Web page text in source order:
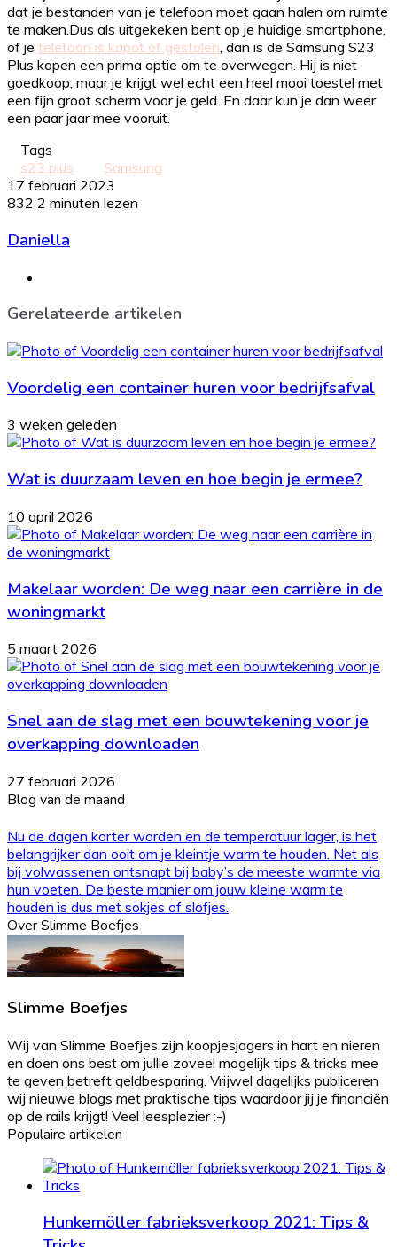
dat je bestanden van je telefoon moet gaan halen om ruimte
te maken.Dus als uitgekeken bent op je huidige smartphone,
of je telefoon is kapot of gestolen, dan is de Samsung S23
Plus kopen een prima optie om te overwegen. Hij is niet
goedkoop, maar je krijgt wel echt een heel mooi toestel met
een fijn groot scherm voor je geld. En daar kun je dan weer
een paar jaar mee vooruit.
Tags
s23 plus
Samsung
17 februari 2023
832 2 minuten lezen
Daniella
Gerelateerde artikelen
Voordelig een container huren voor bedrijfsafval
3 weken geleden
Wat is duurzaam leven en hoe begin je ermee?
10 april 2026
Makelaar worden: De weg naar een carrière in de
woningmarkt
5 maart 2026
Snel aan de slag met een bouwtekening voor je
overkapping downloaden
27 februari 2026
Blog van de maand
Nu de dagen korter worden en de temperatuur lager, is het
belangrijker dan ooit om je kleintje warm te houden. Net als
bij volwassenen ontsnapt bij baby’s de meeste warmte via
hun voeten. De beste manier om jouw kleine warm te
houden is dus met sokjes of slofjes.
Over Slimme Boefjes
Slimme Boefjes
Wij van Slimme Boefjes zijn koopjesjagers in hart en nieren
en doen ons best om jullie zoveel mogelijk tips & tricks mee
te geven betreft geldbesparing. Vrijwel dagelijks publiceren
wij nieuwe blogs met praktische tips waardoor jij je financiën
op de rails krijgt! Veel leesplezier :-)
Populaire artikelen
Hunkemöller fabrieksverkoop 2021: Tips &